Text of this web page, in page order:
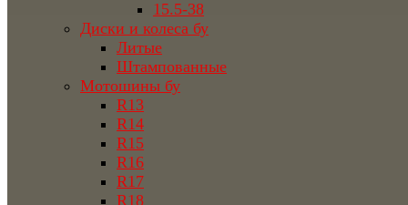
15.5-38
Диски и колеса бу
Литые
Штампованные
Мотошины бу
R13
R14
R15
R16
R17
R18